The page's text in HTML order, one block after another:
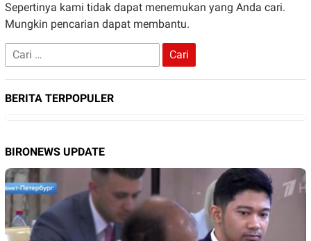
Sepertinya kami tidak dapat menemukan yang Anda cari.
Mungkin pencarian dapat membantu.
Cari
untuk:
BERITA TERPOPULER
BIRONEWS UPDATE